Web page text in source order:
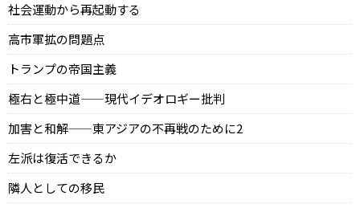
社会運動から再起動する
高市軍拡の問題点
トランプの帝国主義
極右と極中道——現代イデオロギー批判
加害と和解——東アジアの不再戦のために2
左派は復活できるか
隣人としての移民